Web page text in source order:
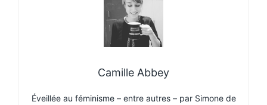
Camille Abbey
Éveillée au féminisme – entre autres – par Simone de